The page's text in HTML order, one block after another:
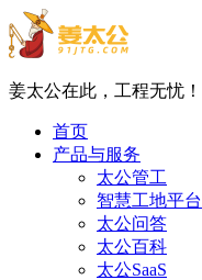
姜太公在此，工程无忧！
首页
产品与服务
太公管工
智慧工地平台
太公问答
太公百科
太公SaaS